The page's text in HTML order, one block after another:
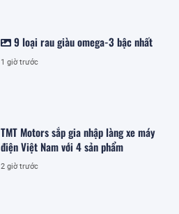
9 loại rau giàu omega-3 bậc nhất
1 giờ trước
TMT Motors sắp gia nhập làng xe máy
điện Việt Nam với 4 sản phẩm
2 giờ trước